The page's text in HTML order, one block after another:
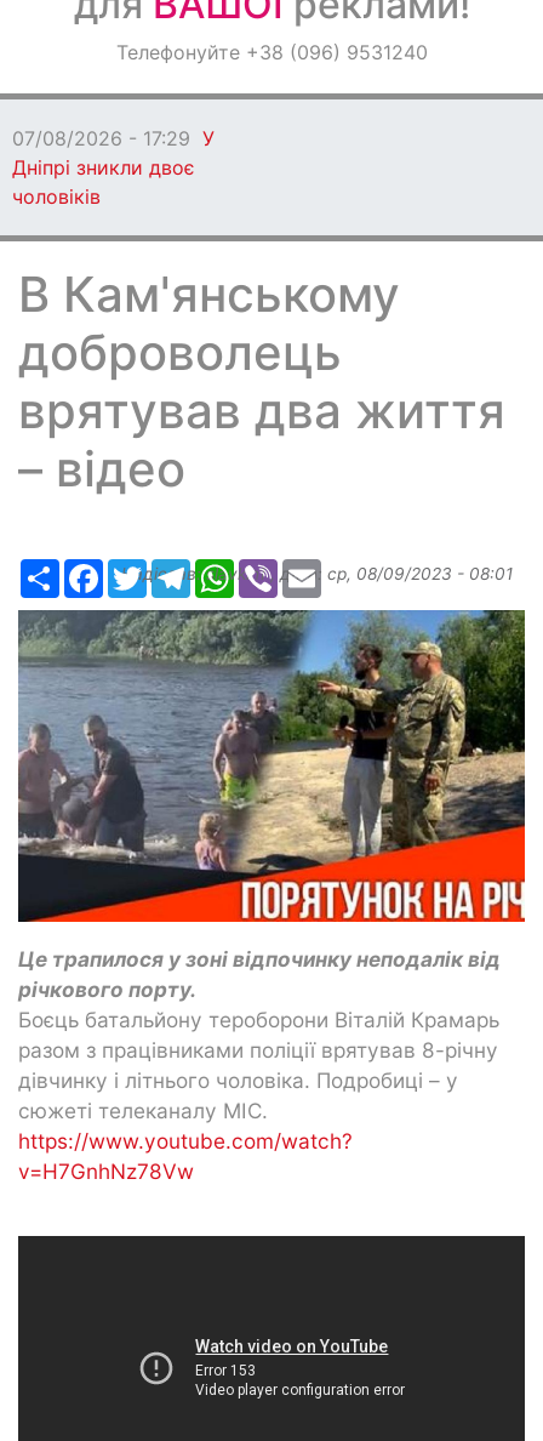
ОголошенняТелефонуйте +38 (096) 9531240
07/08/2026 - 17:29 У
Дніпрі зникли двоє
чоловіків
В Кам'янському
доброволець
врятував два життя
– відео
РесурсFacebook
TwitterTelegramWhatsApp
Viber Email
Надіслав:slavkin1, дата: ср, 08/09/2023 - 08:01
Це трапилося у зоні відпочинку неподалік від
річкового порту.
Боєць батальйону тероборони Віталій Крамарь
разом з працівниками поліції врятував 8-річну
дівчинку і літнього чоловіка. Подробиці – у
сюжеті телеканалу МІС.
https://www.youtube.com/watch?
v=H7GnhNz78Vw